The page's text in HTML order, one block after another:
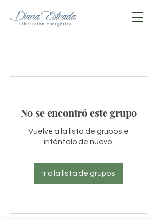
No se encontró este grupo
Vuelve a la lista de grupos e
inténtalo de nuevo.
Ir a la lista de grupos